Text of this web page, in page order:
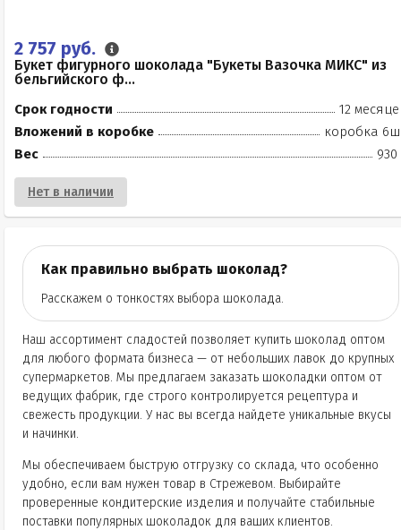
2 757 руб.
Букет фигурного шоколада "Букеты Вазочка МИКС" из
бельгийского ф...
Срок годности
12
Вложений в коробке
коробка
Вес
930
Нет в наличии
Как правильно выбрать шоколад?
Расскажем о тонкостях выбора шоколада.
Наш ассортимент сладостей позволяет купить шоколад оптом
для любого формата бизнеса — от небольших лавок до крупных
супермаркетов. Мы предлагаем заказать шоколадки оптом от
ведущих фабрик, где строго контролируется рецептура и
свежесть продукции. У нас вы всегда найдете уникальные вкусы
и начинки.
Мы обеспечиваем быструю отгрузку со склада, что особенно
удобно, если вам нужен товар в Стрежевом. Выбирайте
проверенные кондитерские изделия и получайте стабильные
поставки популярных шоколадок для ваших клиентов.